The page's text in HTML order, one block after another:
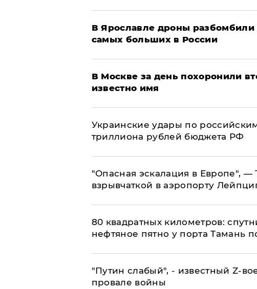
В Ярославле дроны
самых больших в России
В Москве за день похоронили
известно имя
Украинские удары по
триллиона рублей бюджета РФ
"Опасная эскалация в Европе", —
взрывчаткой в аэропорту
80 квадратных километров:
нефтяное пятно у порта Тамань
​"Путин слабый", - известный Z-
провале войны